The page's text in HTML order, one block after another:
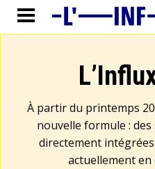
À partir du printemps
nouvelle formule :
directement
actuellement